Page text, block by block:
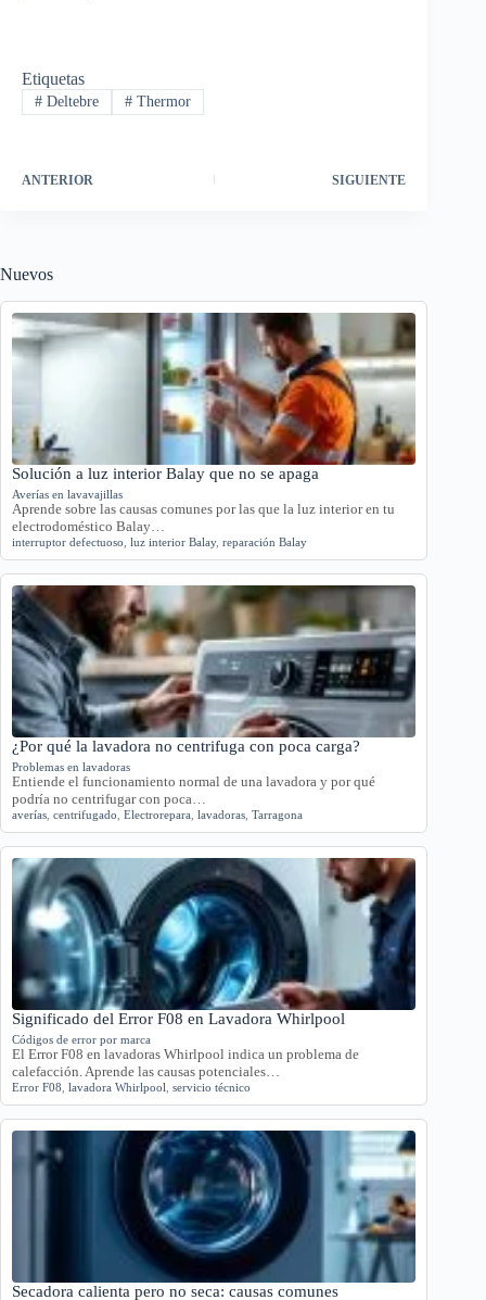
Etiquetas
#Deltebre #Thermor
ANTERIOR SIGUIENTE
Nuevos
Solución a luz interior Balay que no se apaga
Averías en lavavajillas
Aprende sobre las causas comunes por las que la luz interior en tu
electrodoméstico Balay…
interruptor defectuoso luz interior Balay, reparación Balay
¿Por qué la lavadora no centrifuga con poca carga?
Problemas en lavadoras
Entiende el funcionamiento normal de una lavadora y por qué
podría no centrifugar con poca…
averías centrifugado Electrorepara lavadoras Tarragona
Significado del Error F08 en Lavadora Whirlpool
Códigos de error por marca
El Error F08 en lavadoras Whirlpool indica un problema de
calefacción. Aprende las causas potenciales…
Error F08 lavadora Whirlpool servicio técnico
Secadora calienta pero no seca: causas comunes